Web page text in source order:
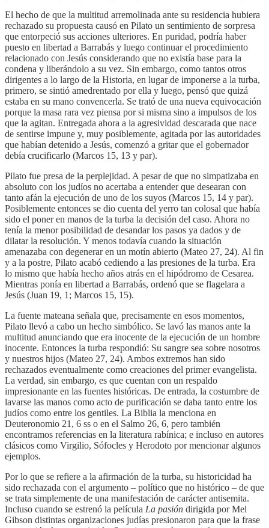
El hecho de que la multitud arremolinada ante su residencia hubiera
rechazado su propuesta causó en Pilato un sentimiento de sorpresa
que entorpeció sus acciones ulteriores. En puridad, podría haber
puesto en libertad a Barrabás y luego continuar el procedimiento
relacionado con Jesús considerando que no existía base para la
condena y liberándolo a su vez. Sin embargo, como tantos otros
dirigentes a lo largo de la Historia, en lugar de imponerse a la turba,
primero, se sintió amedrentado por ella y luego, pensó que quizá
estaba en su mano convencerla. Se trató de una nueva equivocación
porque la masa rara vez piensa por si misma sino a impulsos de los
que la agitan. Entregada ahora a la agresividad descarada que nace
de sentirse impune y, muy posiblemente, agitada por las autoridades
que habían detenido a Jesús, comenzó a gritar que el gobernador
debía crucificarlo (Marcos 15, 13 y par).
Pilato fue presa de la perplejidad. A pesar de que no simpatizaba en
absoluto con los judíos no acertaba a entender que desearan con
tanto afán la ejecución de uno de los suyos (Marcos 15, 14 y par).
Posiblemente entonces se dio cuenta del yerro tan colosal que había
sido el poner en manos de la turba la decisión del caso. Ahora no
tenía la menor posibilidad de desandar los pasos ya dados y de
dilatar la resolución. Y menos todavía cuando la situación
amenazaba con degenerar en un motín abierto (Mateo 27, 24). Al fin
y a la postre, Pilato acabó cediendo a las presiones de la turba. Era
lo mismo que había hecho años atrás en el hipódromo de Cesarea.
Mientras ponía en libertad a Barrabás, ordenó que se flagelara a
Jesús (Juan 19, 1; Marcos 15, 15).
La fuente mateana señala que, precisamente en esos momentos,
Pilato llevó a cabo un hecho simbólico. Se lavó las manos ante la
multitud anunciando que era inocente de la ejecución de un hombre
inocente. Entonces la turba respondió: Su sangre sea sobre nosotros
y nuestros hijos (Mateo 27, 24). Ambos extremos han sido
rechazados eventualmente como creaciones del primer evangelista.
La verdad, sin embargo, es que cuentan con un respaldo
impresionante en las fuentes históricas. De entrada, la costumbre de
lavarse las manos como acto de purificación se daba tanto entre los
judíos como entre los gentiles. La Biblia la menciona en
Deuteronomio 21, 6 ss o en el Salmo 26, 6, pero también
encontramos referencias en la literatura rabínica; e incluso en autores
clásicos como Virgilio, Sófocles y Herodoto por mencionar algunos
ejemplos.
Por lo que se refiere a la afirmación de la turba, su historicidad ha
sido rechazada con el argumento – político que no histórico – de que
se trata simplemente de una manifestación de carácter antisemita.
Incluso cuando se estrenó la película La pasión dirigida por Mel
Gibson distintas organizaciones judías presionaron para que la frase